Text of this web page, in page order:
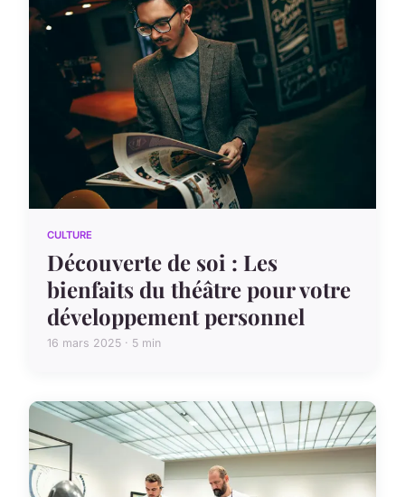
CULTURE
Découverte de soi : Les
bienfaits du théâtre pour votre
développement personnel
16 mars 2025 · 5 min